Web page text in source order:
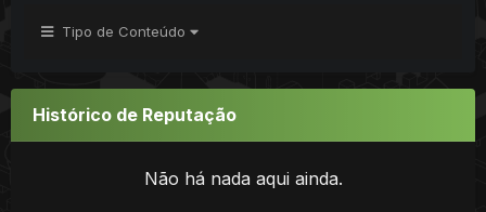
Tipo de Conteúdo
Histórico de Reputação
Não há nada aqui ainda.